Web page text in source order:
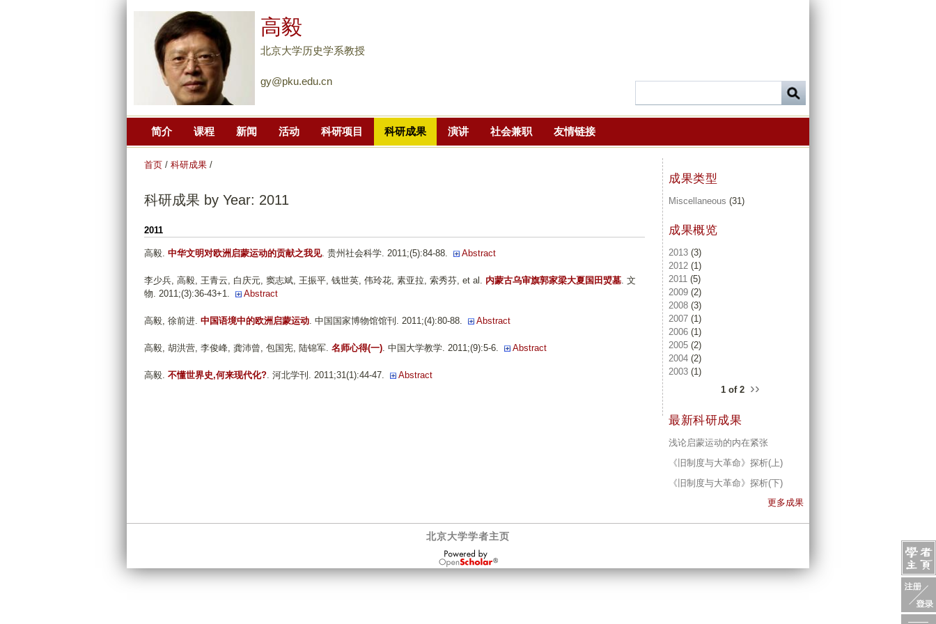
主
要
高毅
北京大学历史学系教授
gy@pku.edu.cn
简介 课程 新闻 活动 科研项目 科研成果 演讲 社会兼职 友情链接
首页 / 科研成果 /
科研成果 by Year: 2011
2011
高毅. 中华文明对欧洲启蒙运动的贡献之我见. 贵州社会科学. 2011;(5):84-88. Abstract
李少兵, 高毅, 王青云, 白庆元, 窦志斌, 王振平, 钱世英, 伟玲花, 素亚拉, 索秀芬, et al. 内蒙古乌审旗郭家梁大夏国田焽墓. 文
物. 2011;(3):36-43+1.
Abstract
高毅, 徐前进. 中国语境中的欧洲启蒙运动. 中国国家博物馆馆刊. 2011;(4):80-88. Abstract
高毅, 胡洪营, 李俊峰, 龚沛曾, 包国宪, 陆锦军. 名师心得(一). 中国大学教学. 2011;(9):5-6. Abstract
高毅. 不懂世界史,何来现代化?. 河北学刊. 2011;31(1):44-47. Abstract
成果类型
Miscellaneous (31)
成果概览
2013 (3)
2012 (1)
2011 (5)
2009 (2)
2008 (3)
2007 (1)
2006 (1)
2005 (2)
2004 (2)
2003 (1)
1 of 2 ››
最新科研成果
浅论启蒙运动的内在紧张
《旧制度与大革命》探析(上)
《旧制度与大革命》探析(下)
更多成果
北京大学学者主页
OpenScholar